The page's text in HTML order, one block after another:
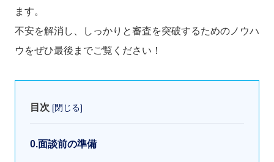
ます。
不安を解消し、しっかりと審査を突破するためのノウハ
ウをぜひ最後までご覧ください！
目次 [閉じる]
0.面談前の準備